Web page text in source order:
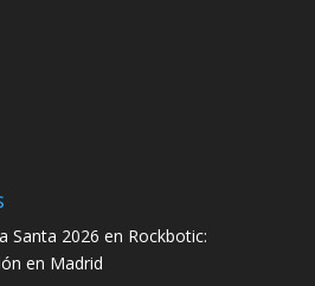
Santa 2026 en Rockbotic:
en Madrid